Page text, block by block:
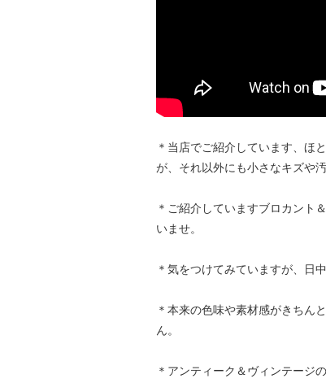
＊当店でご紹介しています、ほ
が、それ以外にも小さなキズや
＊ご紹介していますブロカント
いませ。
＊気をつけてみていますが、日
＊本来の色味や素材感がきちん
ん。
＊アンティーク＆ヴィンテージ